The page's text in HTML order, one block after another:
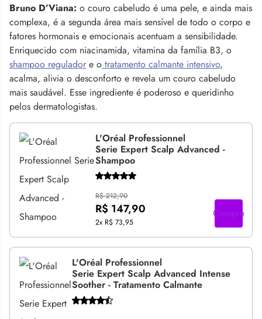
Bruno D’Viana: o couro cabeludo é uma pele, e ainda mais
complexa, é a segunda área mais sensível de todo o corpo e
fatores hormonais e emocionais acentuam a sensibilidade.
Enriquecido com niacinamida, vitamina da família B3, o
shampoo regulador e o tratamento calmante intensivo,
acalma, alivia o desconforto e revela um couro cabeludo
mais saudável. Esse ingrediente é poderoso e queridinho
pelos dermatologistas.
L'Oréal Professionnel
Serie Expert Scalp Advanced -
Shampoo
R$ 212,90
R$ 147,90
2x R$ 73,95
Compre
L'Oréal Professionnel
Serie Expert Scalp Advanced Intense
Soother - Tratamento Calmante